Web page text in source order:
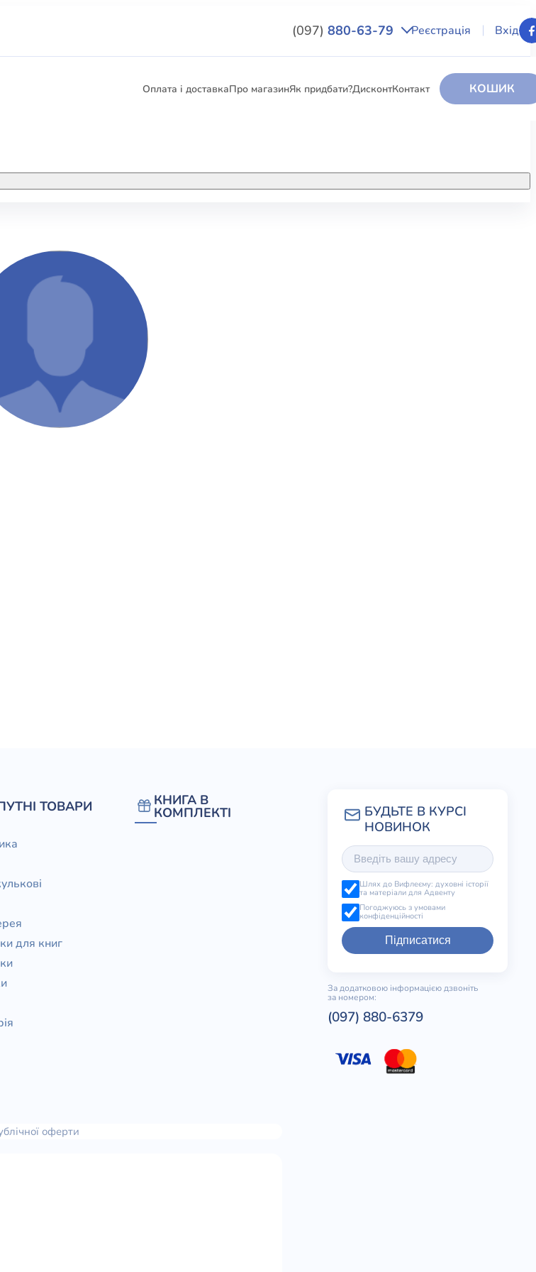
(097) 880-63-79 Реєстрація Вхід
Оплата і доставкаПро магазинЯк придбати?ДисконтКонтакт КОШИК
ЕЛЕКТРОННІ КНИГИ
КНИГА В КОМПЛЕКТІ
ТОВАРИ
для книг
КНИГА В
КОМПЛЕКТІ
Шлях до Вифлеєму: духовні історії
та матеріали для Адвенту
Погоджуюсь з умовами
конфіденційності
Підписатися
За додатковою інформацією дзвоніть
за номером:
(097) 880-6379
оферти